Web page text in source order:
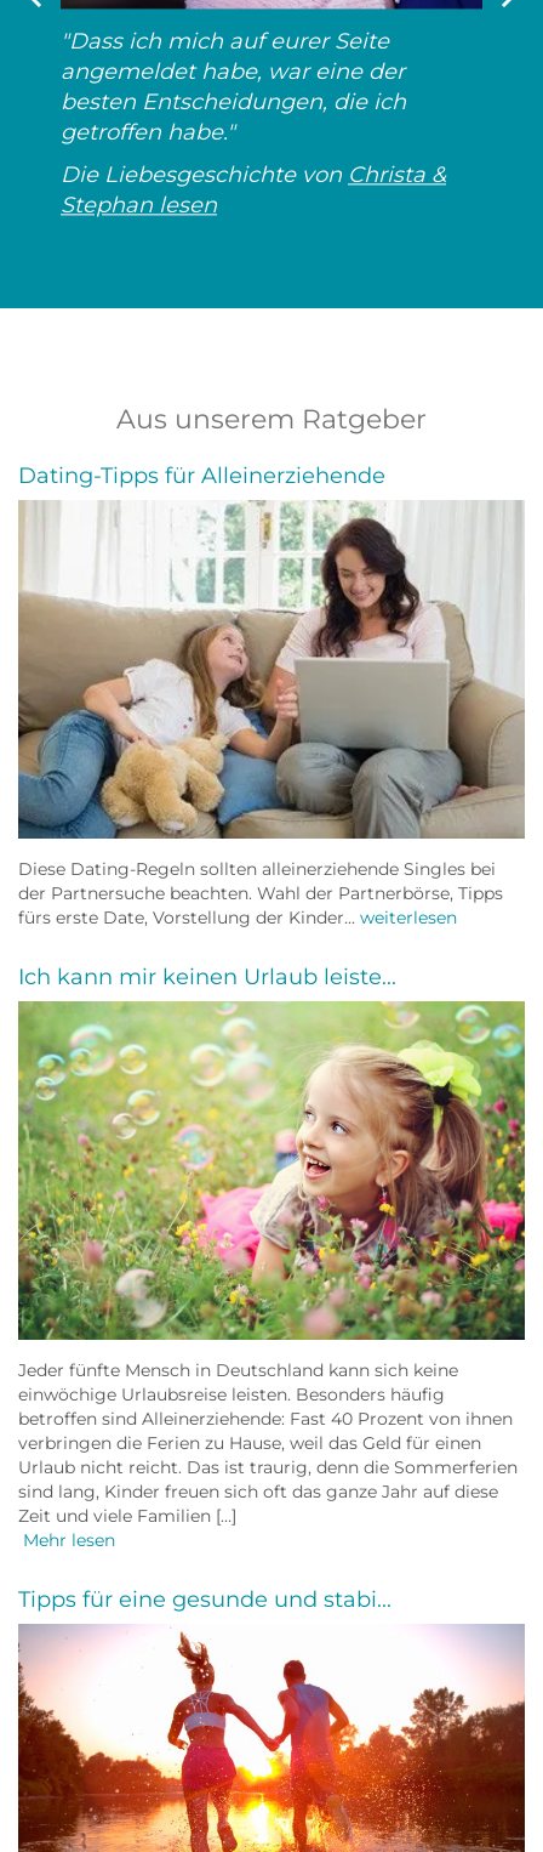
"Dass ich mich auf eurer Seite
angemeldet habe, war eine der
besten Entscheidungen, die ich
getroffen habe."
Die Liebesgeschichte von Christa &
Stephan lesen
Aus unserem Ratgeber
Dating-Tipps für Alleinerziehende
Diese Dating-Regeln sollten alleinerziehende Singles bei
der Partnersuche beachten. Wahl der Partnerbörse, Tipps
fürs erste Date, Vorstellung der Kinder... weiterlesen
Ich kann mir keinen Urlaub leiste...
Jeder fünfte Mensch in Deutschland kann sich keine
einwöchige Urlaubsreise leisten. Besonders häufig
betroffen sind Alleinerziehende: Fast 40 Prozent von ihnen
verbringen die Ferien zu Hause, weil das Geld für einen
Urlaub nicht reicht. Das ist traurig, denn die Sommerferien
sind lang, Kinder freuen sich oft das ganze Jahr auf diese
Zeit und viele Familien […]
Mehr lesen
Tipps für eine gesunde und stabi...